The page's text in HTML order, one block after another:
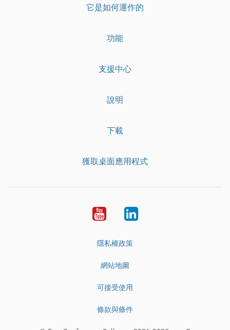
它是如何運作的
功能
支援中心
說明
下載
獲取桌面應用程式
YouTubeLinkedIn
隱私權政策
網站地圖
可接受使用
條款與條件